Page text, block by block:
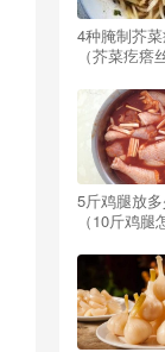
4种腌制芥
（芥菜疙瘩
5斤鸡腿放
（10斤鸡腿